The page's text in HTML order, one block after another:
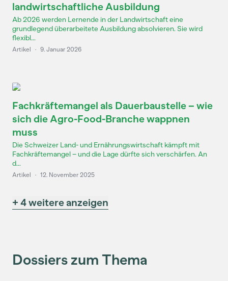
landwirtschaftliche Ausbildung
Ab 2026 werden Lernende in der Landwirtschaft eine
grundlegend überarbeitete Ausbildung absolvieren. Sie wird
flexibl...
Artikel · 9. Januar 2026
Fachkräftemangel als Dauerbaustelle – wie
sich die Agro-Food-Branche wappnen
muss
Die Schweizer Land- und Ernährungswirtschaft kämpft mit
Fachkräftemangel – und die Lage dürfte sich verschärfen. An
d...
Artikel · 12. November 2025
+ 4 weitere anzeigen
Dossiers zum Thema